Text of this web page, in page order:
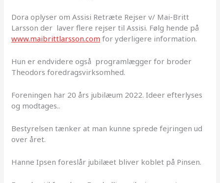
Dora oplyser om Assisi Retræte Rejser v/ Mai-Britt
Larsson der laver flere rejser til Assisi. Følg hende på
www.maibrittlarsson.com for yderligere information.
Hun er endvidere også programlægger for broder
Theodors foredragsvirksomhed.
Foreningen har 20 års jubilæum 2022. Ideer efterlyses
og modtages..
Bestyrelsen tænker at man kunne sprede fejringen ud
over året.
Hanne Ipsen foreslår jubilæet bliver koblet på Pinsen.